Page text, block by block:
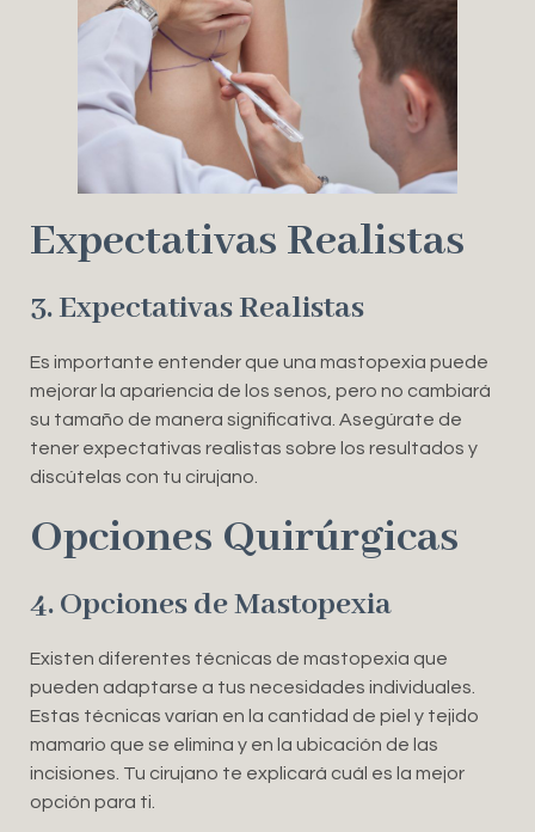
Expectativas Realistas
3. Expectativas Realistas
Es importante entender que una mastopexia puede
mejorar la apariencia de los senos, pero no cambiará
su tamaño de manera significativa. Asegúrate de
tener expectativas realistas sobre los resultados y
discútelas con tu cirujano.
Opciones Quirúrgicas
4. Opciones de Mastopexia
Existen diferentes técnicas de mastopexia que
pueden adaptarse a tus necesidades individuales.
Estas técnicas varían en la cantidad de piel y tejido
mamario que se elimina y en la ubicación de las
incisiones. Tu cirujano te explicará cuál es la mejor
opción para ti.